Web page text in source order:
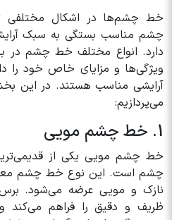
خط چشم‌ها در اشکال مختلفی
چشم مناسب بستگی به سبک
دارد. انواع مختلف خط چشم در
ویژگی‌ها و مزایای خاص خود را
آرایشی مناسب هستند. در این
می‌پردازیم:
1. خط چشم مویی
خط چشم مویی یکی از
چشم است. این نوع خط چشم
نازک و مویی عرضه می‌شود.
ظریف و دقیق را فراهم می‌کند